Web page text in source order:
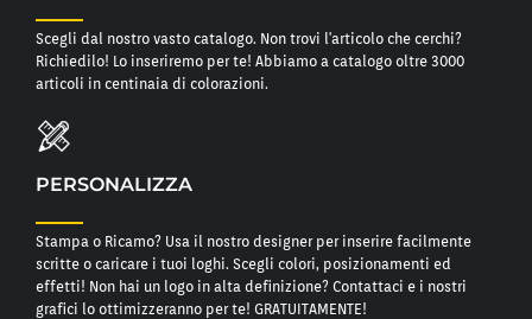
Scegli dal nostro vasto catalogo. Non trovi l'articolo che cerchi?
Richiedilo! Lo inseriremo per te! Abbiamo a catalogo oltre 3000
articoli in centinaia di colorazioni.
PERSONALIZZA
Stampa o Ricamo? Usa il nostro designer per inserire facilmente
scritte o caricare i tuoi loghi. Scegli colori, posizionamenti ed
effetti! Non hai un logo in alta definizione? Contattaci e i nostri
grafici lo ottimizzeranno per te! GRATUITAMENTE!